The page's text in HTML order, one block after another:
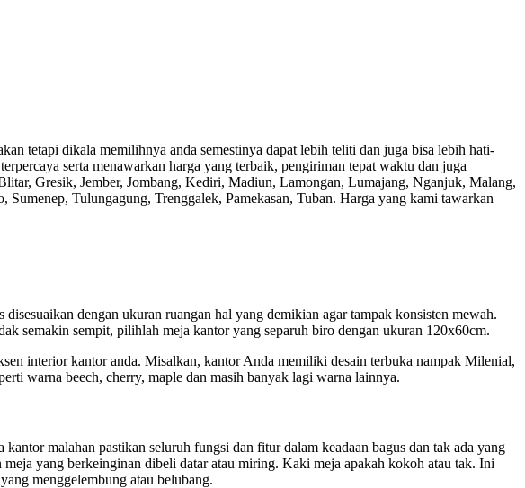
tetapi dikala memilihnya anda semestinya dapat lebih teliti dan juga bisa lebih hati-
serta menawarkan harga yang terbaik, pengiriman tepat waktu dan juga
Gresik, Jember, Jombang, Kediri, Madiun, Lamongan, Lumajang, Nganjuk, Malang,
Tulungagung, Trenggalek, Pamekasan, Tuban. Harga yang kami tawarkan
dengan ukuran ruangan hal yang demikian agar tampak konsisten mewah.
semakin sempit, pilihlah meja kantor yang separuh biro dengan ukuran 120x60cm.
interior kantor anda. Misalkan, kantor Anda memiliki desain terbuka nampak Milenial,
warna beech, cherry, maple dan masih banyak lagi warna lainnya.
malahan pastikan seluruh fungsi dan fitur dalam keadaan bagus dan tak ada yang
yang berkeinginan dibeli datar atau miring. Kaki meja apakah kokoh atau tak. Ini
menggelembung atau belubang.